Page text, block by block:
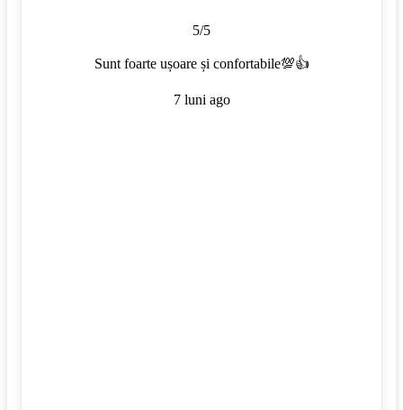
5/5
Sunt foarte ușoare și confortabile💯👍
7 luni ago